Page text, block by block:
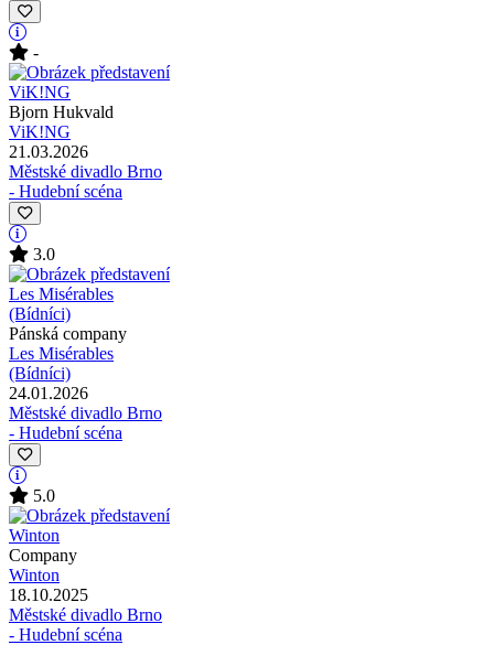
-
Bjorn Hukvald
ViK!NG
21.03.2026
Městské divadlo Brno
- Hudební scéna
3.0
Pánská company
Les Misérables
(Bídníci)
24.01.2026
Městské divadlo Brno
- Hudební scéna
5.0
Company
Winton
18.10.2025
Městské divadlo Brno
- Hudební scéna